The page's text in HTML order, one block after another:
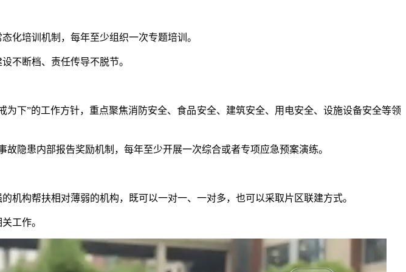
培训机制，每年至少组织一次专题培训。
不断档、责任传导不脱节。
”的工作方针，重点聚焦消防安全、食品安全、建筑安全、用电安全、设施设备安全等领
患内部报告奖励机制，每年至少开展一次综合或者专项应急预案演练。
构帮扶相对薄弱的机构，既可以一对一、一对多，也可以采取片区联建方式。
工作。